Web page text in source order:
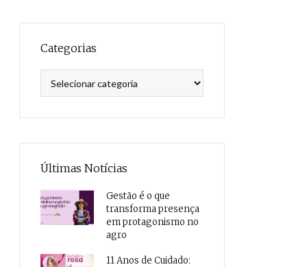
Categorias
Últimas Notícias
Gestão é o que
transforma presença
em protagonismo no
agro
11 Anos de Cuidado: